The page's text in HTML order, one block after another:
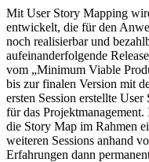
Mit User Story Mapping
entwickelt, die für den
noch realisierbar und
aufeinanderfolgende
vom „Minimum Viable
bis zur finalen Version mit
ersten Session erstellte
für das
die Story Map im Rahmen
weiteren Sessions anhand
Erfahrungen dann